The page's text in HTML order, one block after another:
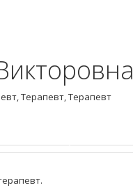
Терапевт, Терапевт